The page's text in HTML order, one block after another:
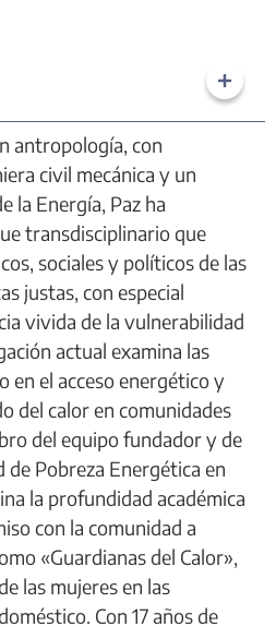
antropología, con
civil mecánica y un
la Energía, Paz ha
transdisciplinario que
sociales y políticos de las
justas, con especial
vivida de la vulnerabilidad
actual examina las
en el acceso energético y
del calor en comunidades
del equipo fundador y de
de Pobreza Energética en
la profundidad académica
con la comunidad a
«Guardianas del Calor»,
las mujeres en las
Con 17 años de